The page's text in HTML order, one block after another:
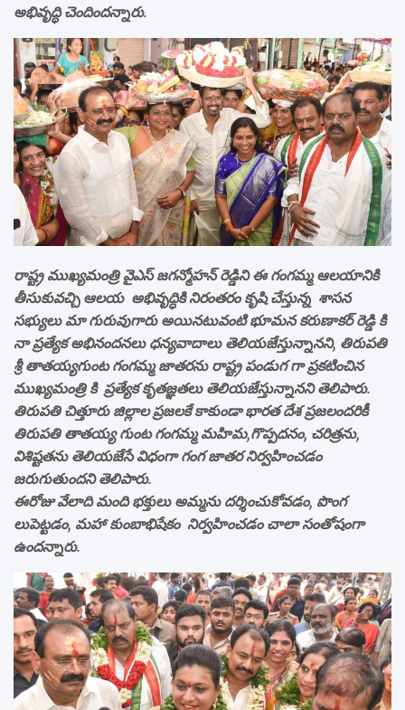
అభివృద్ధి చెందిందన్నారు.
రాష్ట్ర ముఖ్యమంత్రి వైఎస్ జగన్మోహన్ రెడ్డిని ఈ గంగమ్మ ఆలయానికి
తీసుకువచ్చి ఆలయ అభివృద్ధికి నిరంతరం కృషి చేస్తున్న శాసన
సభ్యులు మా గురువుగారు అయినటువంటి భూమన కరుణాకర్ రెడ్డి కి
నా ప్రత్యేక అభినందనలు ధన్యవాదాలు తెలియజేస్తున్నానని, తిరుపతి
శ్రీ తాతయ్యగుంట గంగమ్మ జాతరను రాష్ట్ర పండుగ గా ప్రకటించిన
ముఖ్యమంత్రి కి ప్రత్యేక కృతజ్ఞతలు తెలియజేస్తున్నానని తెలిపారు.
తిరుపతి చిత్తూరు జిల్లాల ప్రజలకే కాకుండా భారత దేశ ప్రజలందరికీ
తిరుపతి తాతయ్య గుంట గంగమ్మ మహిమ,గొప్పదనం, చరిత్రను,
విశిష్టతను తెలియజేసే విధంగా గంగ జాతర నిర్వహించడం
జరుగుతుందని తెలిపారు.
ఈరోజు వేలాది మంది భక్తులు అమ్మను దర్శించుకోవడం, పొంగ
లుపెట్టడం, మహా కుంబాభిషేకం నిర్వహించడం చాలా సంతోషంగా
ఉందన్నారు.